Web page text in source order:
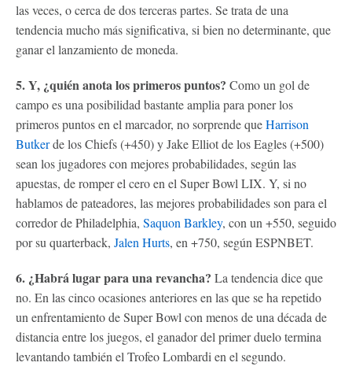
las veces, o cerca de dos terceras partes. Se trata de una
tendencia mucho más significativa, si bien no determinante, que
ganar el lanzamiento de moneda.
5. Y, ¿quién anota los primeros puntos? Como un gol de
campo es una posibilidad bastante amplia para poner los
primeros puntos en el marcador, no sorprende queHarrison
Butkerde los Chiefs (+450) y Jake Elliot de los Eagles (+500)
sean los jugadores con mejores probabilidades, según las
apuestas, de romper el cero en el Super Bowl LIX. Y, si no
hablamos de pateadores, las mejores probabilidades son para el
corredor de Philadelphia, Saquon Barkley, con un +550, seguido
por su quarterback, Jalen Hurts, en +750, según ESPNBET.
6. ¿Habrá lugar para una revancha? La tendencia dice que
no. En las cinco ocasiones anteriores en las que se ha repetido
un enfrentamiento de Super Bowl con menos de una década de
distancia entre los juegos, el ganador del primer duelo termina
levantando también el Trofeo Lombardi en el segundo.